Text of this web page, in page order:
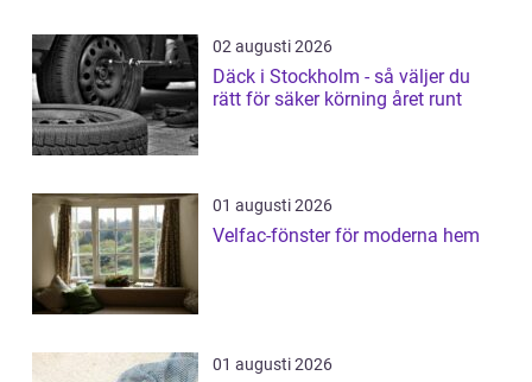
02 augusti 2026
Däck i Stockholm - så väljer du
rätt för säker körning året runt
01 augusti 2026
Velfac-fönster för moderna hem
01 augusti 2026